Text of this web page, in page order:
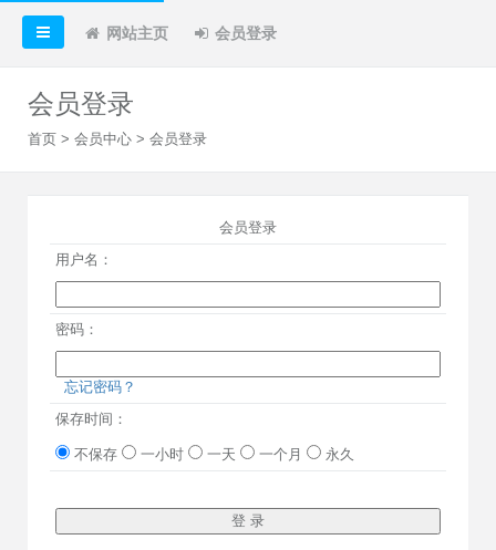
网站主页 会员登录
会员登录
首页 > 会员中心 > 会员登录
会员登录
用户名：
密码：
忘记密码？
保存时间：
不保存 一小时 一天 一个月 永久